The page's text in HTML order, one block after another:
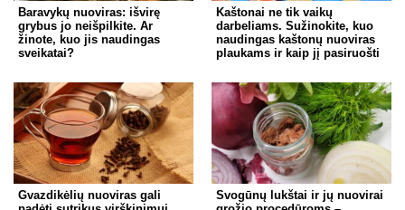
Baravykų nuoviras: išvirę
grybus jo neišpilkite. Ar
žinote, kuo jis naudingas
sveikatai?
Kaštonai ne tik vaikų
darbeliams. Sužinokite, kuo
naudingas kaštonų nuoviras
plaukams ir kaip jį pasiruošti
Gvazdikėlių nuoviras gali
Svogūnų lukštai ir jų nuovirai